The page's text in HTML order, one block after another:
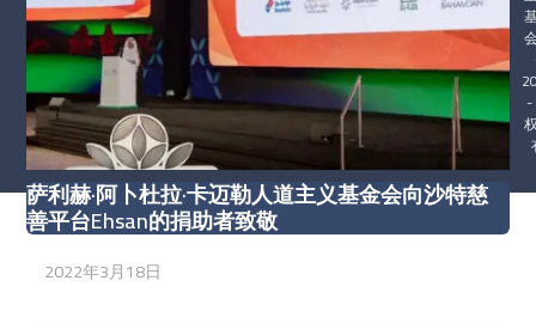
萨利赫·阿卜杜拉·卡迈勒人道主义基金会向沙特慈
善平台Ehsan的捐助者致敬
2022年3月18日
-